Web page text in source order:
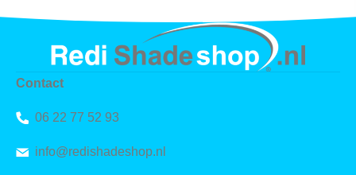
Contact
06 22 77 52 93
info@redishadeshop.nl